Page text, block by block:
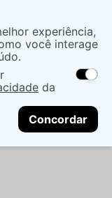
variam de
meu CEP
CONTINUAR
5-0
60ML
experiência,
você interage
da
Concordar